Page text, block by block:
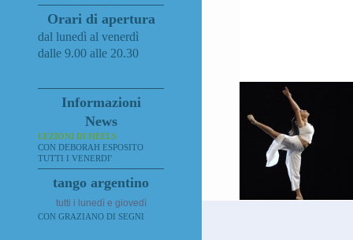
Orari di apertura
dal lunedì al venerdì
dalle 9.00 alle 20.30
Informazioni
News
LEZIONI DI HEELS
CON DEBORAH ESPOSITO
TUTTI I VENERDI'
tango argentino
tutti i lunedì e giovedì
CON GRAZIANO DI SEGNI